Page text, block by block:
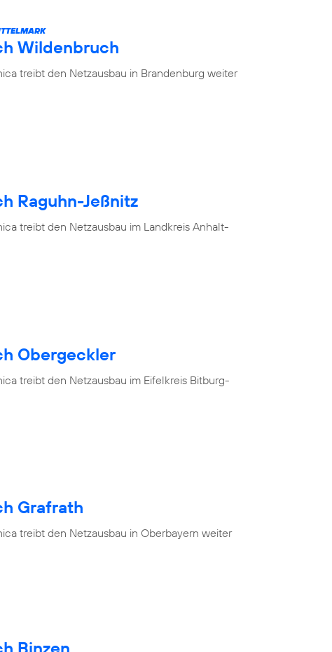
Wildenbruch
treibt den Netzausbau in Brandenburg weiter
Raguhn-Jeßnitz
treibt den Netzausbau im Landkreis Anhalt-
Obergeckler
treibt den Netzausbau im Eifelkreis Bitburg-
Grafrath
treibt den Netzausbau in Oberbayern weiter
Binzen